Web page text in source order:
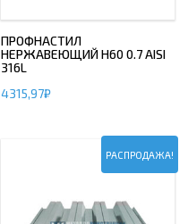
ПРОФНАСТИЛ
НЕРЖАВЕЮЩИЙ Н60 0.7 AISI
316L
4315,97₽
РАСПРОДАЖА!